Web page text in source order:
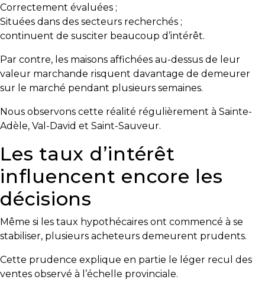
Correctement évaluées ;
Situées dans des secteurs recherchés ;
continuent de susciter beaucoup d’intérêt.
Par contre, les maisons affichées au-dessus de leur
valeur marchande risquent davantage de demeurer
sur le marché pendant plusieurs semaines.
Nous observons cette réalité régulièrement à Sainte-
Adèle, Val-David et Saint-Sauveur.
Les taux d’intérêt
influencent encore les
décisions
Même si les taux hypothécaires ont commencé à se
stabiliser, plusieurs acheteurs demeurent prudents.
Cette prudence explique en partie le léger recul des
ventes observé à l’échelle provinciale.